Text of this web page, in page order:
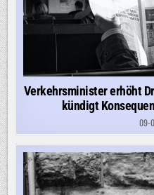
Verkehrsminister erhöht
kündigt
09-